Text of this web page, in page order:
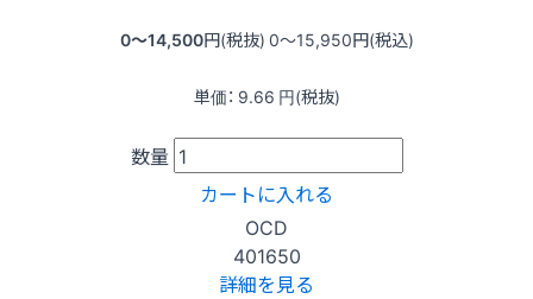
0〜14,500円(税抜) 0〜15,950円(税込)
単価： 9.66 円(税抜)
数量
カートに入れる
OCD
401650
詳細を見る